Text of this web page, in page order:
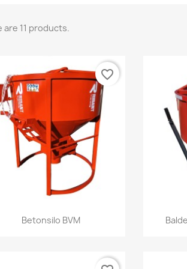
are 11 products.
Quick view
Betonsilo BVM
favorite_border